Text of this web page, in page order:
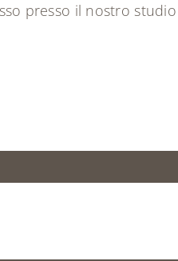
presso il nostro